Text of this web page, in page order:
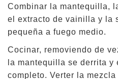
Combinar la mantequilla,
el extracto de vainilla y la
pequeña a fuego medio.
Cocinar, removiendo de
la mantequilla se derrita
completo. Verter la